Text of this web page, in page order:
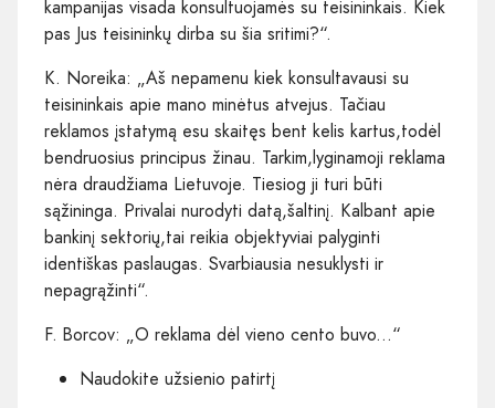
kampanijas visada konsultuojamės su teisininkais. Kiek
pas Jus teisininkų dirba su šia sritimi?“.
K. Noreika: „Aš nepamenu kiek konsultavausi su
teisininkais apie mano minėtus atvejus. Tačiau
reklamos įstatymą esu skaitęs bent kelis kartus,todėl
bendruosius principus žinau. Tarkim,lyginamoji reklama
nėra draudžiama Lietuvoje. Tiesiog ji turi būti
sąžininga. Privalai nurodyti datą,šaltinį. Kalbant apie
bankinį sektorių,tai reikia objektyviai palyginti
identiškas paslaugas. Svarbiausia nesuklysti ir
nepagrąžinti“.
F. Borcov: „O reklama dėl vieno cento buvo...“
Naudokite užsienio patirtį